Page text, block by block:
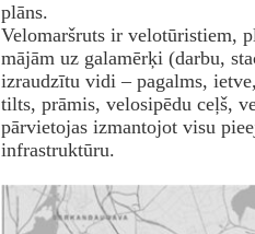
plāns.
Velomaršruts ir velotūristiem,
mājām uz galamērķi (darbu,
izraudzītu vidi – pagalms,
tilts, prāmis, velosipēdu ceļš,
pārvietojas izmantojot visu
infrastruktūru.